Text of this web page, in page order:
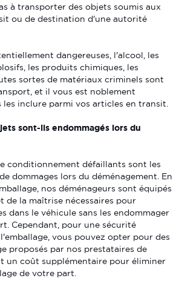
à transporter des objets soumis aux
ou de destination d'une autorité
dangereuses, l'alcool, les
les produits chimiques, les
sortes de matériaux criminels sont
et il vous est noblement
les inclure parmi vos articles en transit.
sont-ils endommagés lors du
conditionnement défaillants sont les
dommages lors du déménagement. En
nos déménageurs sont équipés
de la maîtrise nécessaires pour
dans le véhicule sans les endommager
Cependant, pour une sécurité
vous pouvez opter pour des
proposés par nos prestataires de
un coût supplémentaire pour éliminer
de votre part.